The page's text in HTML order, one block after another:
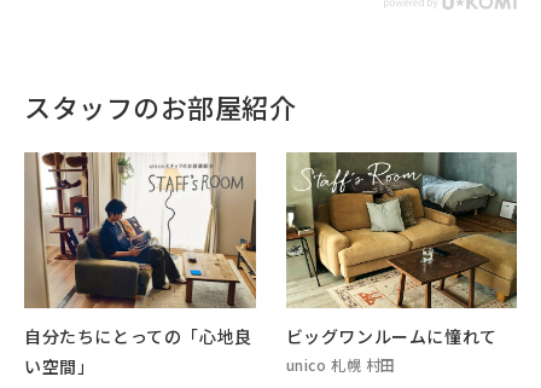
スタッフのお部屋紹介
自分たちにとっての「心地良
い空間」
ビッグワンルームに憧れて
unico 札幌 村田